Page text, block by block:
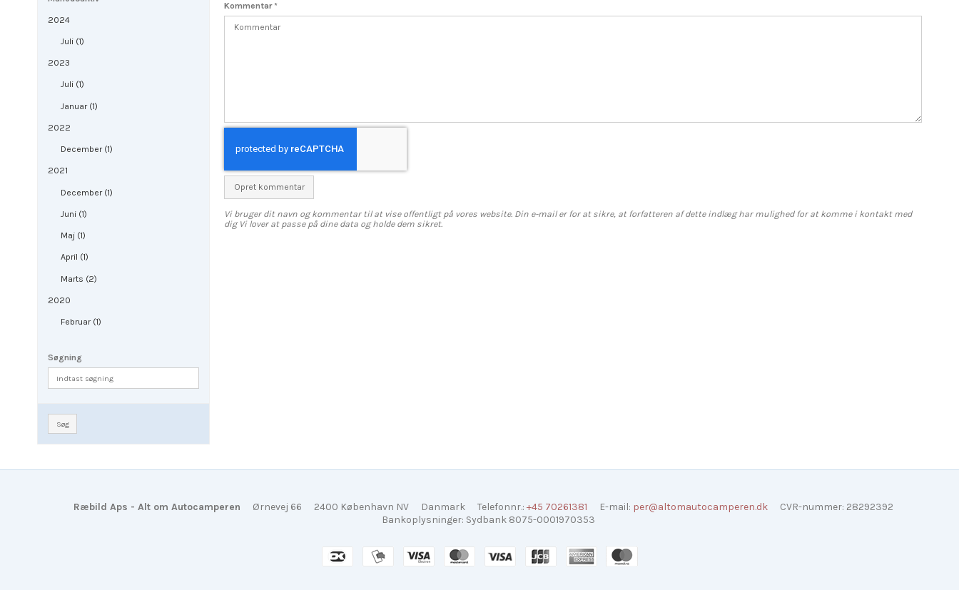
2024
Juli (1)
2023
Juli (1)
Januar (1)
2022
December (1)
2021
December (1)
Juni (1)
Maj (1)
April (1)
Marts (2)
2020
Februar (1)
Søgning
Søg
Kommentar*
Opret kommentar
Vi bruger dit navn og kommentar til at vise offentligt på vores website. Din e-mail er for at sikre, at forfatteren af dette indlæg har mulighed for at komme i kontakt med
dig Vi lover at passe på dine data og holde dem sikret.
Ræbild Aps - Alt om Autocamperen Ørnevej 66 2400 København NV Danmark Telefonnr.: +45 70261381 E-mail: per@altomautocamperen.dk CVR-nummer: 28292392
Bankoplysninger: Sydbank 8075-0001970353